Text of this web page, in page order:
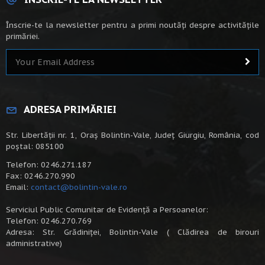
Înscrie-te la newsletter pentru a primi noutăți despre activitățile
primăriei.
ADRESA PRIMĂRIEI
Str. Libertății nr. 1, Oraș Bolintin-Vale, Județ Giurgiu, România, cod
poștal: 085100
Telefon: 0246.271.187
Fax: 0246.270.990
Email: contact@bolintin-vale.ro
Serviciul Public Comunitar de Evidență a Persoanelor:
Telefon: 0246.270.769
Adresa: Str. Grădiniței, Bolintin-Vale ( Clădirea de birouri
administrative)